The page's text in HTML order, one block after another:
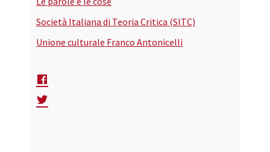
Società Italiana di Teoria Critica (SITC)
Unione culturale Franco Antonicelli